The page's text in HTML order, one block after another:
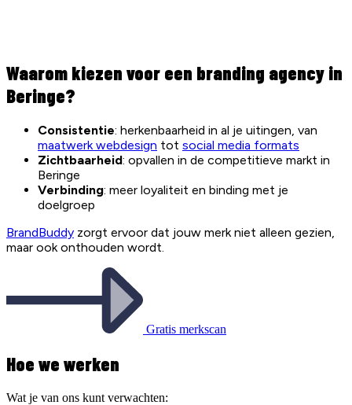
Waarom kiezen voor een branding agency in
Beringe?
Consistentie: herkenbaarheid in al je uitingen, van
maatwerk webdesign tot social media formats
Zichtbaarheid: opvallen in de competitieve markt in
Beringe
Verbinding: meer loyaliteit en binding met je
doelgroep
BrandBuddy zorgt ervoor dat jouw merk niet alleen gezien,
maar ook onthouden wordt.
Gratis merkscan
Hoe we werken
Wat je van ons kunt verwachten: